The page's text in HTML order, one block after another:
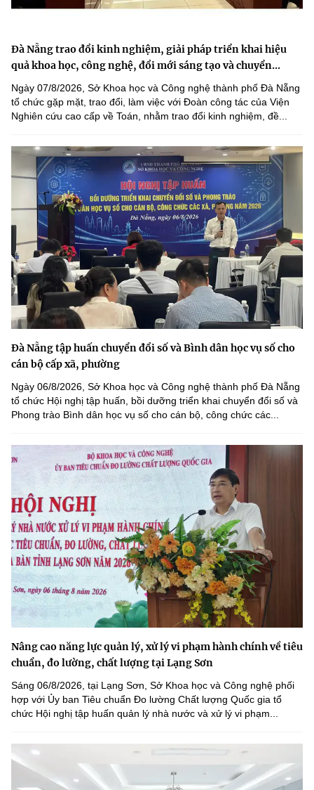
Đà Nẵng trao đổi kinh nghiệm, giải pháp triển khai hiệu
quả khoa học, công nghệ, đổi mới sáng tạo và chuyển...
Ngày 07/8/2026, Sở Khoa học và Công nghệ thành phố Đà Nẵng
tổ chức gặp mặt, trao đổi, làm việc với Đoàn công tác của Viện
Nghiên cứu cao cấp về Toán, nhằm trao đổi kinh nghiệm, đề...
Đà Nẵng tập huấn chuyển đổi số và Bình dân học vụ số cho
cán bộ cấp xã, phường
Ngày 06/8/2026, Sở Khoa học và Công nghệ thành phố Đà Nẵng
tổ chức Hội nghị tập huấn, bồi dưỡng triển khai chuyển đổi số và
Phong trào Bình dân học vụ số cho cán bộ, công chức các...
Nâng cao năng lực quản lý, xử lý vi phạm hành chính về tiêu
chuẩn, đo lường, chất lượng tại Lạng Sơn
Sáng 06/8/2026, tại Lạng Sơn, Sở Khoa học và Công nghệ phối
hợp với Ủy ban Tiêu chuẩn Đo lường Chất lượng Quốc gia tổ
chức Hội nghị tập huấn quản lý nhà nước và xử lý vi phạm...